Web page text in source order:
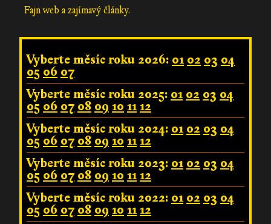
Fajn web a zajímavý články.
Vyberte měsíc roku 2026: 01 02 03 04
05 06 07
Vyberte měsíc roku 2025: 01 02 03 04
05 06 07 08 09 10 11 12
Vyberte měsíc roku 2024: 01 02 03 04
05 06 07 08 09 10 11 12
Vyberte měsíc roku 2023: 01 02 03 04
05 06 07 08 09 10 11 12
Vyberte měsíc roku 2022: 01 02 03 04
05 06 07 08 09 10 11 12